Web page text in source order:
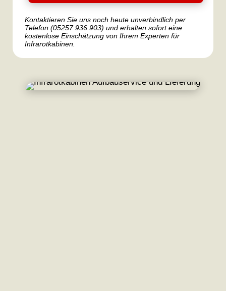
Kontaktieren Sie uns noch heute unverbindlich per
Telefon (05257 936 903) und erhalten sofort eine
kostenlose Einschätzung von Ihrem Experten für
Infrarotkabinen.